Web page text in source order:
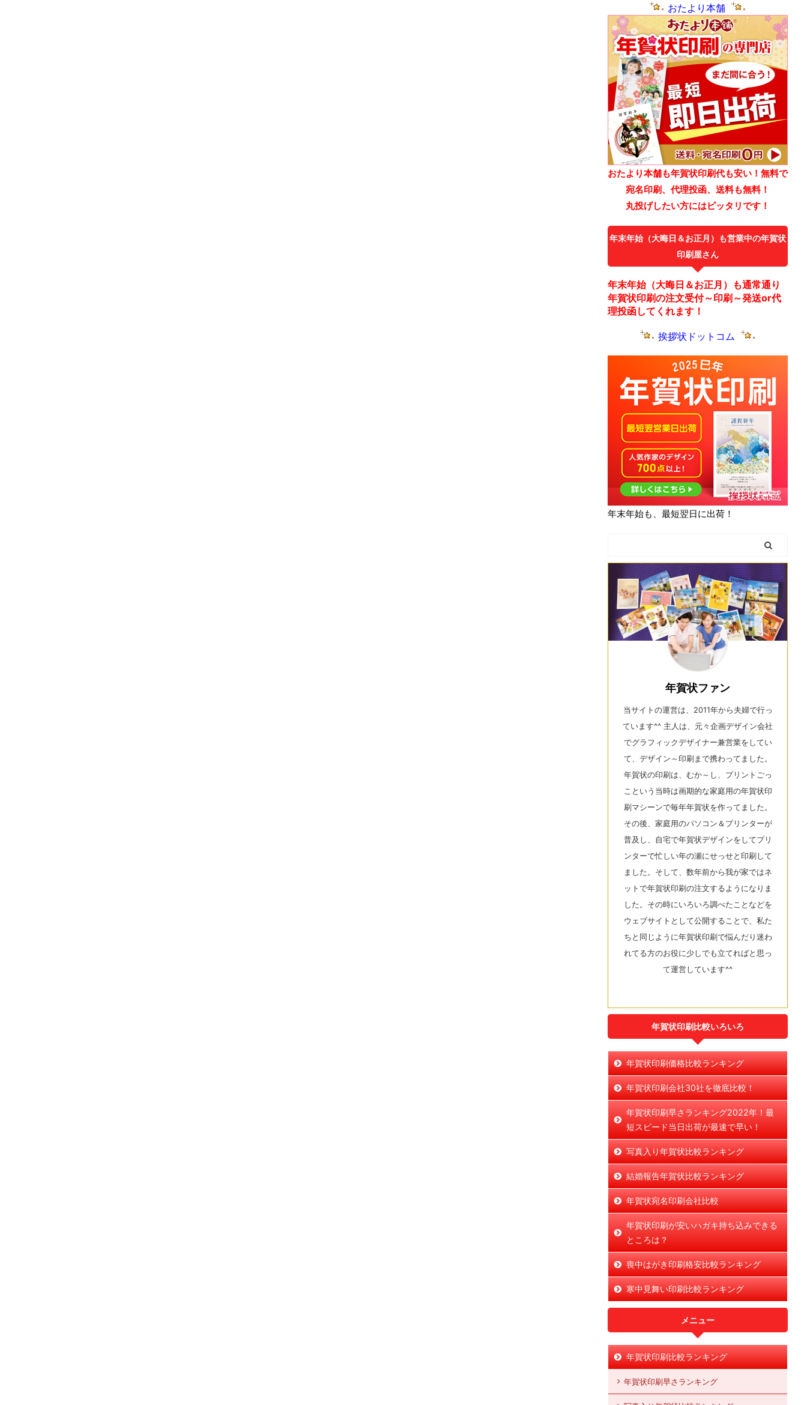
おたより本舗
おたより本舗も年賀状印刷代も安い！無料で
宛名印刷、代理投函、送料も無料！
丸投げしたい方にはピッタリです！
年末年始（大晦日＆お正月）も営業中の年賀状
印刷屋さん
年末年始（大晦日＆お正月）も通常通り
年賀状印刷の注文受付～印刷～発送or代
理投函してくれます！
挨拶状ドットコム
年末年始も、最短翌日に出荷！
年賀状ファン
当サイトの運営は、2011年から夫婦で行っ
ています^^ 主人は、元々企画デザイン会社
でグラフィックデザイナー兼営業をしてい
て、デザイン～印刷まで携わってました。
年賀状の印刷は、むか～し、プリントごっ
こという当時は画期的な家庭用の年賀状印
刷マシーンで毎年年賀状を作ってました。
その後、家庭用のパソコン＆プリンターが
普及し、自宅で年賀状デザインをしてプリ
ンターで忙しい年の瀬にせっせと印刷して
ました。そして、数年前から我が家ではネ
ットで年賀状印刷の注文するようになりま
した。その時にいろいろ調べたことなどを
ウェブサイトとして公開することで、私た
ちと同じように年賀状印刷で悩んだり迷わ
れてる方のお役に少しでも立てればと思っ
て運営しています^^
年賀状印刷比較いろいろ
年賀状印刷価格比較ランキング
年賀状印刷会社30社を徹底比較！
年賀状印刷早さランキング2022年！最
短スピード当日出荷が最速で早い！
写真入り年賀状比較ランキング
結婚報告年賀状比較ランキング
年賀状宛名印刷会社比較
年賀状印刷が安いハガキ持ち込みできる
ところは？
喪中はがき印刷格安比較ランキング
寒中見舞い印刷比較ランキング
メニュー
年賀状印刷比較ランキング
年賀状印刷早さランキング